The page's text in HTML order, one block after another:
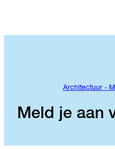
Architectuur -
Meld je aan